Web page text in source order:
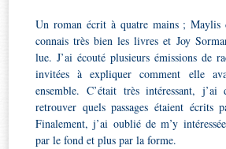
Un roman écrit à quatre mains ; Maylis
connais très bien les livres et Joy
lue. J’ai écouté plusieurs émissions de
invitées à expliquer comment elle
ensemble. C’était très intéressant, j’ai
retrouver quels passages étaient écrits
Finalement, j’ai oublié de m’y
par le fond et plus par la forme.